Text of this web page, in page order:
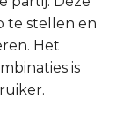
te stellen en
Het
is